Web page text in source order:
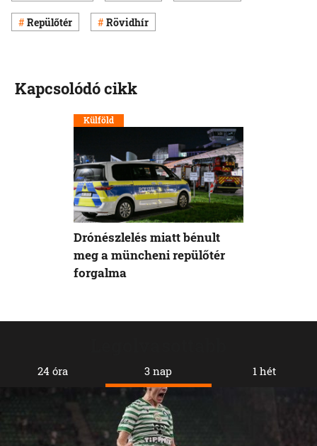
Repülőtér Rövidhír
24 óra 3 nap 1 hét
Kapcsolódó cikk
Külföld
Drónészlelés miatt bénult
meg a müncheni repülőtér
forgalma